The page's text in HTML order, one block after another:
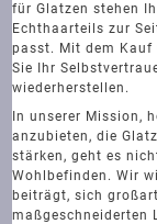
für Glatzen stehen
Echthaarteils zur
passt. Mit dem Kauf
Sie Ihr
wiederherstellen.
In unserer Mission,
anzubieten, die
stärken, geht es
Wohlbefinden. Wir
beiträgt, sich
maßgeschneiderten